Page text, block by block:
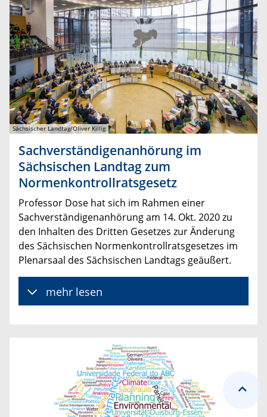
Sächsischer Landtag/Oliver Killig
Sachverständigenanhörung im
Sächsischen Landtag zum
Normenkontrollratsgesetz
Professor Dose hat sich im Rahmen einer
Sachverständigenanhörung am 14. Okt. 2020 zu
den Inhalten des Dritten Gesetzes zur Änderung
des Sächsischen Normenkontrollratsgesetzes im
Plenarsaal des Sächsischen Landtags geäußert.
mehr lesen